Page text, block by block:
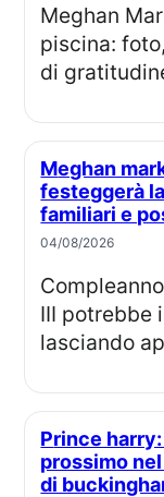
Meghan Markle festeggia 45 anni in
piscina:
di
Meghan markle compie 45 anni: come
festeggerà
familiari e
04/08/2026
Compleanno di Meghan Markle: re Carlo
III potrebbe
lasciando
Prince harry: alloggi annunciati per il
prossimo
di